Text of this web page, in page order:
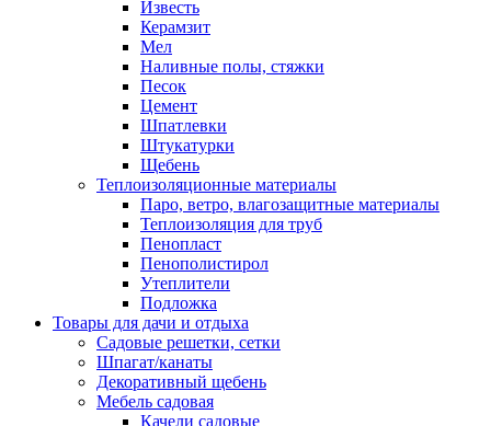
Известь
Керамзит
Мел
Наливные полы, стяжки
Песок
Цемент
Шпатлевки
Штукатурки
Щебень
Теплоизоляционные материалы
Паро, ветро, влагозащитные материалы
Теплоизоляция для труб
Пенопласт
Пенополистирол
Утеплители
Подложка
Товары для дачи и отдыха
Садовые решетки, сетки
Шпагат/канаты
Декоративный щебень
Мебель садовая
Качели садовые